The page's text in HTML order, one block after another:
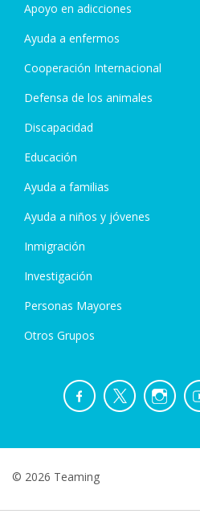
Apoyo en adicciones
Ayuda a enfermos
Cooperación Internacional
Defensa de los animales
Discapacidad
Educación
Ayuda a familias
Ayuda a niños y jóvenes
Inmigración
Investigación
Personas Mayores
Otros Grupos
© 2026 Teaming